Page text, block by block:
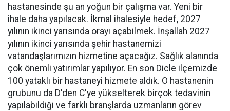
hastanesinde şu an yoğun bir çalışma var. Yeni bir
ihale daha yapılacak. İkmal ihalesiyle hedef, 2027
yılının ikinci yarısında orayı açabilmek. İnşallah 2027
yılının ikinci yarısında şehir hastanemizi
vatandaşlarımızın hizmetine açacağız. Sağlık alanında
çok önemli yatırımlar yapılıyor. En son Dicle ilçemizde
100 yataklı bir hastaneyi hizmete aldık. O hastanenin
grubunu da D'den C'ye yükselterek birçok tedavinin
yapılabildiği ve farklı branşlarda uzmanların görev